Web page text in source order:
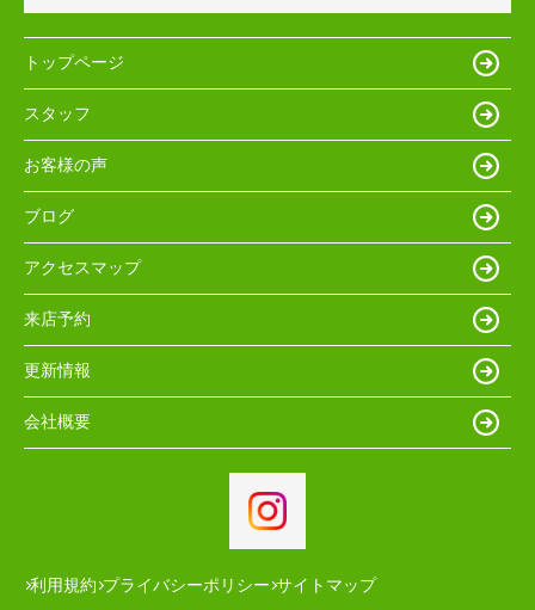
トップページ
スタッフ
お客様の声
ブログ
アクセスマップ
来店予約
更新情報
会社概要
利用規約 プライバシーポリシー サイトマップ